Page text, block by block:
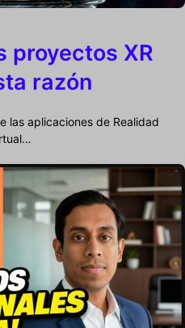
proyectos XR
razón
las aplicaciones de Realidad